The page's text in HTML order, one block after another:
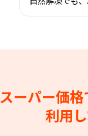
スーパー価格
利用